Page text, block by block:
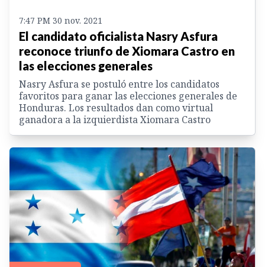
7:47 PM 30 nov. 2021
El candidato oficialista Nasry Asfura
reconoce triunfo de Xiomara Castro en
las elecciones generales
Nasry Asfura se postuló entre los candidatos
favoritos para ganar las elecciones generales de
Honduras. Los resultados dan como virtual
ganadora a la izquierdista Xiomara Castro